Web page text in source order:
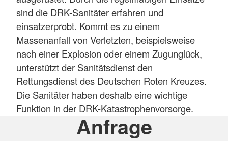
sind die DRK-Sanitäter erfahren und
einsatzerprobt. Kommt es zu einem
Massenanfall von Verletzten, beispielsweise
nach einer Explosion oder einem Zugunglück,
unterstützt der Sanitätsdienst den
Rettungsdienst des Deutschen Roten Kreuzes.
Die Sanitäter haben deshalb eine wichtige
Funktion in der DRK-Katastrophenvorsorge.
Anfrage